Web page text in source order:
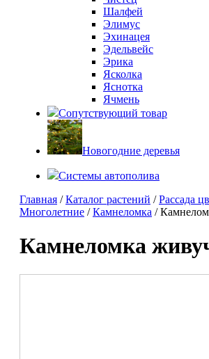
Шалфей
Элимус
Эхинацея
Эдельвейс
Эрика
Ясколка
Яснотка
Ячмень
Сопутствующий товар
Новогодние деревья
Системы автополива
Главная /Каталог растений /Рассада
Многолетние /Камнеломка /
Камнеломка